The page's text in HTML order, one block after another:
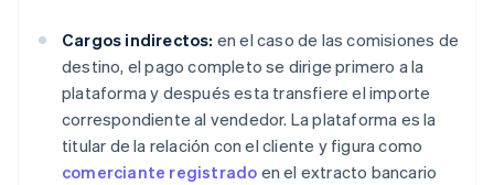
Cargos indirectos: en el caso de las comisiones de
destino, el pago completo se dirige primero a la
plataforma y después esta transfiere el importe
correspondiente al vendedor. La plataforma es la
titular de la relación con el cliente y figura como
comerciante registrado en el extracto bancario